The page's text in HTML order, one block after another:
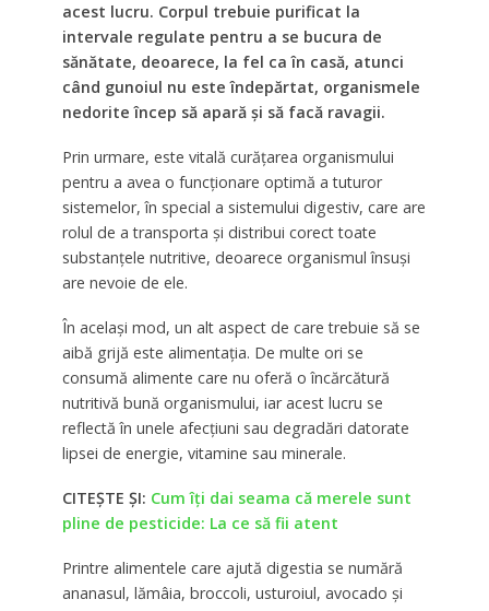
acest lucru. Corpul trebuie purificat la
intervale regulate pentru a se bucura de
sănătate, deoarece, la fel ca în casă, atunci
când gunoiul nu este îndepărtat, organismele
nedorite încep să apară și să facă ravagii.
Prin urmare, este vitală curățarea organismului
pentru a avea o funcționare optimă a tuturor
sistemelor, în special a sistemului digestiv, care are
rolul de a transporta și distribui corect toate
substanțele nutritive, deoarece organismul însuși
are nevoie de ele.
În același mod, un alt aspect de care trebuie să se
aibă grijă este alimentația. De multe ori se
consumă alimente care nu oferă o încărcătură
nutritivă bună organismului, iar acest lucru se
reflectă în unele afecțiuni sau degradări datorate
lipsei de energie, vitamine sau minerale.
CITEȘTE ȘI: Cum îți dai seama că merele sunt
pline de pesticide: La ce să fii atent
Printre alimentele care ajută digestia se numără
ananasul, lămâia, broccoli, usturoiul, avocado și